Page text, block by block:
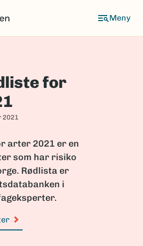
Meny
for
2021
arter 2021 er en
som har risiko
Rødlista er
i